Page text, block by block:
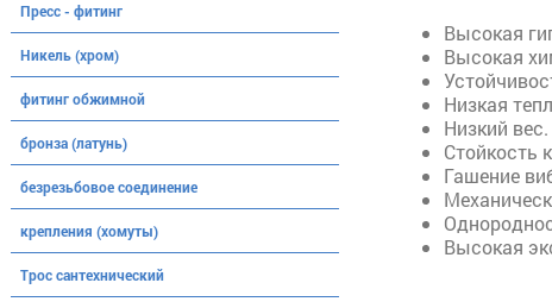
Высокая
Высокая
Низкая
Низкий вес.
Стойкость
Гашение
Высокая
Пресс - фитинг
Никель (хром)
фитинг обжимной
бронза (латунь)
безрезьбовое соединение
крепления (хомуты)
Трос сантехнический